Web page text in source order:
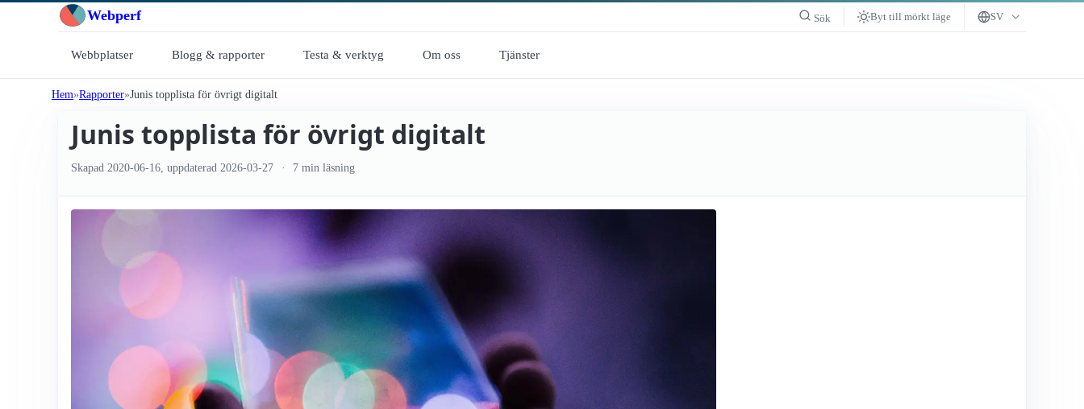
Webperf Sök Byt till mörkt läge SV
Webbplatser Blogg & rapporter Testa & verktyg Om oss Tjänster
Hem Rapporter Junis topplista för övrigt digitalt
Junis topplista för övrigt digitalt
Skapad 2020-06-16 , uppdaterad 2026-03-27 7 min läsning